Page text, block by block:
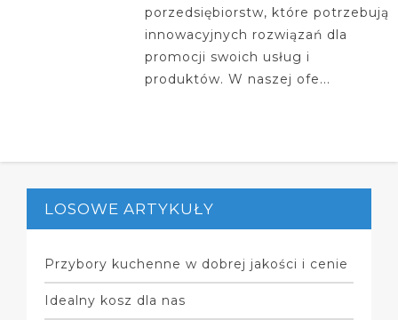
porzedsiębiorstw, które potrzebują
innowacyjnych rozwiązań dla
promocji swoich usług i
produktów. W naszej ofe...
LOSOWE ARTYKUŁY
Przybory kuchenne w dobrej jakości i cenie
Idealny kosz dla nas